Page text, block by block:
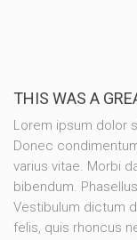
THIS WAS A
Lorem ipsum dolor
Donec
varius vitae. Morbi
bibendum.
Vestibulum dictum
felis, quis rhoncus